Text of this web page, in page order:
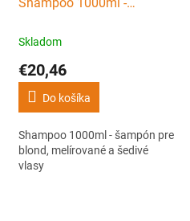
melírované a šedivé vlasy
Skladom
€20,46
Do košíka
Shampoo 1000ml - šampón pre
blond, melírované a šedivé
vlasy